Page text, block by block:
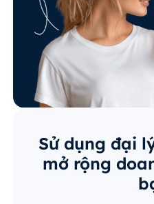
Sử dụng đại
mở rộng